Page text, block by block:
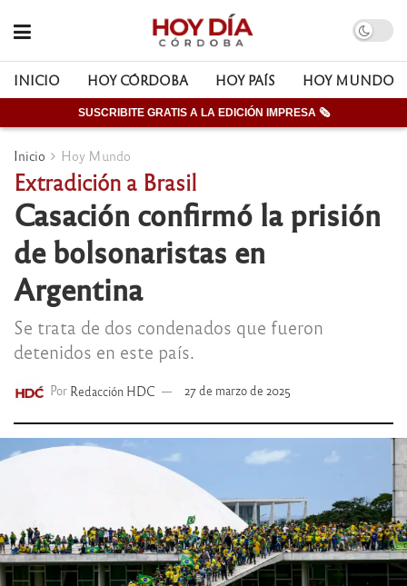
INICIO HOY CÓRDOBA HOY PAÍS HOY MUNDO
SUSCRIBITE GRATIS A LA EDICIÓN IMPRESA 🗞
Inicio Hoy Mundo
Extradición a Brasil
Casación confirmó la prisión
de bolsonaristas en
Argentina
Se trata de dos condenados que fueron
detenidos en este país.
Por Redacción HDC 27 de marzo de 2025